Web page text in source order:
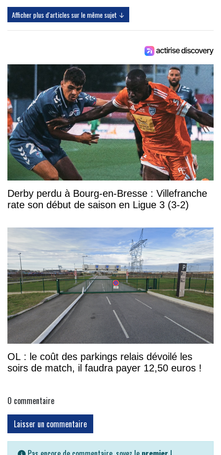
Afficher plus d'articles sur le même sujet ↓
Derby perdu à Bourg-en-Bresse : Villefranche
rate son début de saison en Ligue 3 (3-2)
OL : le coût des parkings relais dévoilé les
soirs de match, il faudra payer 12,50 euros !
0 commentaire
Laisser un commentaire